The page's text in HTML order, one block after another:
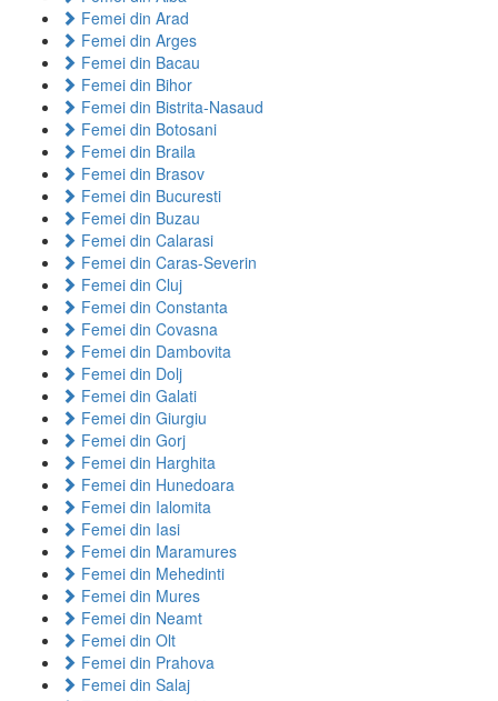
Femei din Arad
Femei din Arges
Femei din Bacau
Femei din Bihor
Femei din Bistrita-Nasaud
Femei din Botosani
Femei din Braila
Femei din Brasov
Femei din Bucuresti
Femei din Buzau
Femei din Calarasi
Femei din Caras-Severin
Femei din Cluj
Femei din Constanta
Femei din Covasna
Femei din Dambovita
Femei din Dolj
Femei din Galati
Femei din Giurgiu
Femei din Gorj
Femei din Harghita
Femei din Hunedoara
Femei din Ialomita
Femei din Iasi
Femei din Maramures
Femei din Mehedinti
Femei din Mures
Femei din Neamt
Femei din Olt
Femei din Prahova
Femei din Salaj